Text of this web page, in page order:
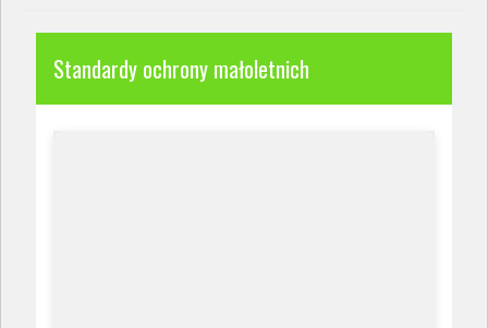
Standardy ochrony małoletnich